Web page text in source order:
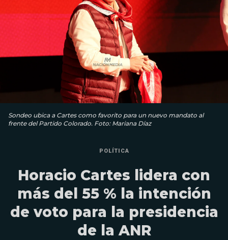
Sondeo ubica a Cartes como favorito para un nuevo mandato al
frente del Partido Colorado. Foto: Mariana Díaz
POLÍTICA
Horacio Cartes lidera con
más del 55 % la intención
de voto para la presidencia
de la ANR